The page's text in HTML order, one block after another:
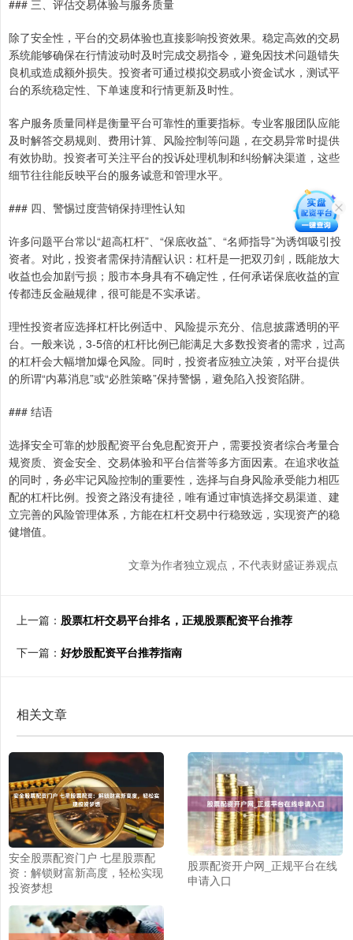
### 三、评估交易体验与服务质量
除了安全性，平台的交易体验也直接影响投资效果。稳定高效的交易
系统能够确保在行情波动时及时完成交易指令，避免因技术问题错失
良机或造成额外损失。投资者可通过模拟交易或小资金试水，测试平
台的系统稳定性、下单速度和行情更新及时性。
客户服务质量同样是衡量平台可靠性的重要指标。专业客服团队应能
及时解答交易规则、费用计算、风险控制等问题，在交易异常时提供
有效协助。投资者可关注平台的投诉处理机制和纠纷解决渠道，这些
细节往往能反映平台的服务诚意和管理水平。
### 四、警惕过度营销保持理性认知
许多问题平台常以“超高杠杆”、“保底收益”、“名师指导”为诱饵吸引投
资者。对此，投资者需保持清醒认识：杠杆是一把双刃剑，既能放大
收益也会加剧亏损；股市本身具有不确定性，任何承诺保底收益的宣
传都违反金融规律，很可能是不实承诺。
理性投资者应选择杠杆比例适中、风险提示充分、信息披露透明的平
台。一般来说，3-5倍的杠杆比例已能满足大多数投资者的需求，过高
的杠杆会大幅增加爆仓风险。同时，投资者应独立决策，对平台提供
的所谓“内幕消息”或“必胜策略”保持警惕，避免陷入投资陷阱。
### 结语
选择安全可靠的炒股配资平台免息配资开户，需要投资者综合考量合
规资质、资金安全、交易体验和平台信誉等多方面因素。在追求收益
的同时，务必牢记风险控制的重要性，选择与自身风险承受能力相匹
配的杠杆比例。投资之路没有捷径，唯有通过审慎选择交易渠道、建
立完善的风险管理体系，方能在杠杆交易中行稳致远，实现资产的稳
健增值。
文章为作者独立观点，不代表财盛证券观点
上一篇： 股票杠杆交易平台排名，正规股票配资平台推荐
下一篇： 好炒股配资平台推荐指南
相关文章
安全股票配资门户 七星股票配
资：解锁财富新高度，轻松实现
投资梦想
股票配资开户网_正规平台在线
申请入口